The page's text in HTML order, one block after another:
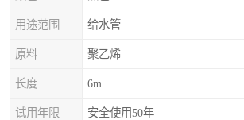
用途范围 给水管
原料 聚乙烯
长度 6m
试用年限 安全使用50年